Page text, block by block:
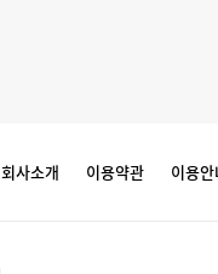
회사소개 이용약관 이용안